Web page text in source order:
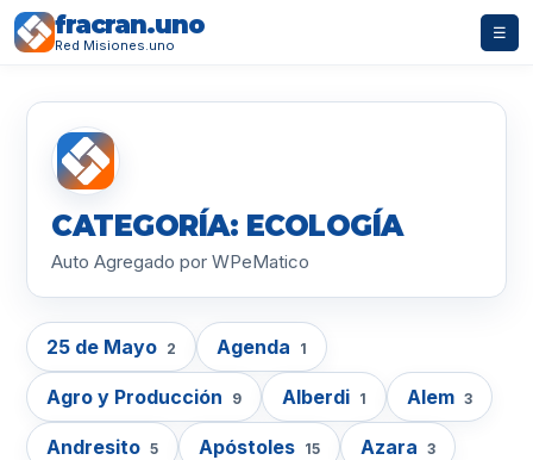
fracran.uno
Red Misiones.uno
☰
CATEGORÍA: ECOLOGÍA
Auto Agregado por WPeMatico
25 de Mayo 2 Agenda 1
Agro y Producción 9 Alberdi 1 Alem 3
Andresito 5 Apóstoles 15 Azara 3